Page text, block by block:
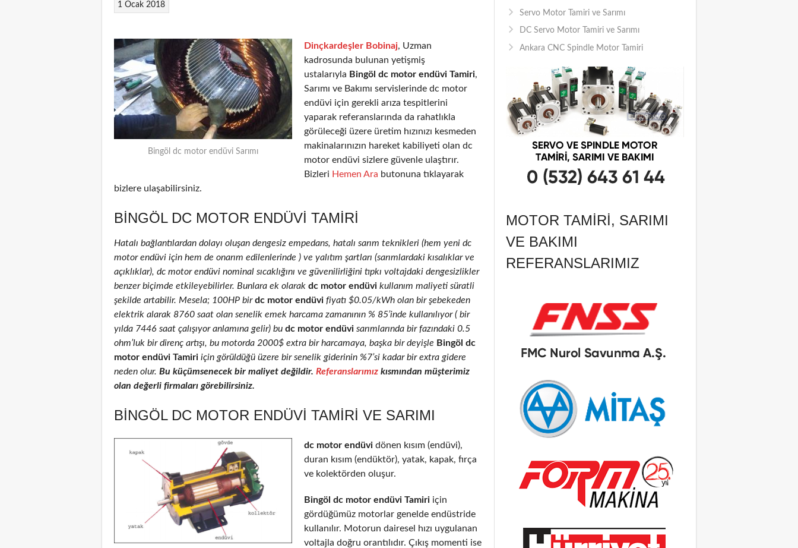
1 Ocak 2018
Bingöl dc motor endüvi Sarımı
Dinçkardeşler Bobinaj, Uzman
kadrosunda bulunan yetişmiş
ustalarıyla Bingöl dc motor endüvi Tamiri,
Sarımı ve Bakımı servislerinde dc motor
endüvi için gerekli arıza tespitlerini
yaparak referanslarında da rahatlıkla
görüleceği üzere üretim hızınızı kesmeden
makinalarınızın hareket kabiliyeti olan dc
motor endüvi sizlere güvenle ulaştırır.
Bizleri Hemen Ara butonuna tıklayarak
bizlere ulaşabilirsiniz.
BINGÖL DC MOTOR ENDÜVI TAMIRI
Hatalı bağlantılardan dolayı oluşan dengesiz empedans, hatalı sarım teknikleri (hem yeni dc
motor endüvi için hem de onarım edilenlerinde ) ve yalıtım şartları (sarımlardaki kısalıklar ve
açıklıklar), dc motor endüvi nominal sıcaklığını ve güvenilirliğini tıpkı voltajdaki dengesizlikler
benzer biçimde etkileyebilirler. Bunlara ek olarak dc motor endüvi kullanım maliyeti süratli
şekilde artabilir. Mesela; 100HP birdc motor endüvi fiyatı $0.05/kWh olan bir şebekeden
elektrik alarak 8760 saat olan senelik emek harcama zamanının % 85’inde kullanılıyor ( bir
yılda 7446 saat çalışıyor anlamına gelir) bu dc motor endüvi sarımlarında bir fazındaki 0.5
ohm’luk bir direnç artışı, bu motorda 2000$ extra bir harcamaya, başka bir deyişle Bingöl dc
motor endüvi Tamiri için görüldüğü üzere bir senelik giderinin %7’si kadar bir extra gidere
neden olur. Bu küçümsenecek bir maliyet değildir. Referanslarımız kısmından müşterimiz
olan değerli firmaları görebilirsiniz.
BINGÖL DC MOTOR ENDÜVI TAMIRI VE SARIMI
dc motor endüvi dönen kısım (endüvi),
duran kısım (endüktör), yatak, kapak, fırça
ve kolektörden oluşur.
Bingöl dc motor endüvi Tamiri için
gördüğümüz motorlar genelde endüstride
kullanılır. Motorun dairesel hızı uygulanan
voltajla doğru orantılıdır. Çıkış momenti ise
Servo Motor Tamiri ve Sarımı
DC Servo Motor Tamiri ve Sarımı
Ankara CNC Spindle Motor Tamiri
MOTOR TAMIRI, SARIMI
VE BAKIMI
REFERANSLARIMIZ